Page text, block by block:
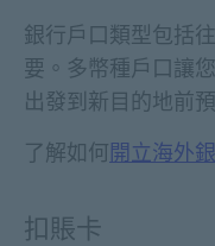
銀行戶口類型包括
要。多幣種戶口讓
出發到新目的地前
了解如何開立海外
扣賬卡